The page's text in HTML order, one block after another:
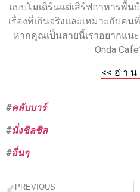
แบบโมเดิร์นแต่เสิร์ฟอาหารพื้น
เรื่องที่เกินจริงและเหมาะกับค
หากคุณเป็นสายนี้เราอยากแนะ
Onda
<< อ่ า น
#คลับบาร์
#นั่งชิลชิล
#อื่นๆ
PREVIOUS